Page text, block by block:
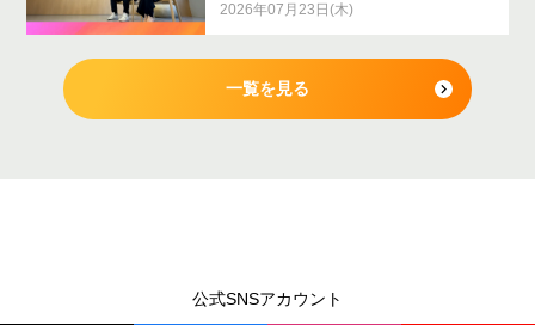
2026年07月23日(木)
一覧を見る
公式SNSアカウント